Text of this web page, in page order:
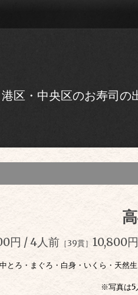
区・中央区のお寿司
円 / 4人前 ［39貫］ 10,800円
とろ・まぐろ・白身・いくら・天然
※写真は5